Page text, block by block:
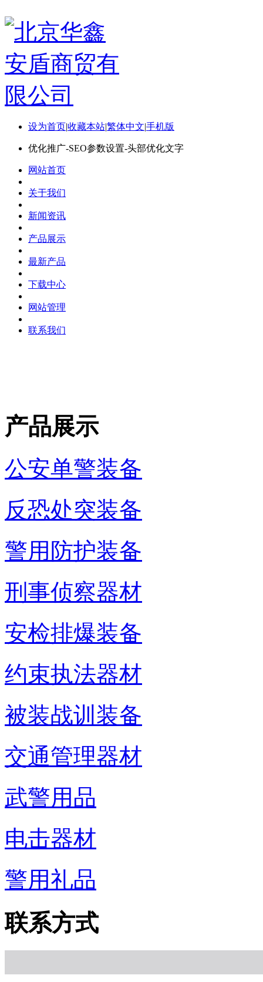
设为首页|收藏本站|繁体中文|手机版
优化推广-SEO参数设置-头部优化文字
网站首页
关于我们
新闻资讯
产品展示
最新产品
下载中心
网站管理
联系我们
产品展示
公安单警装备
反恐处突装备
警用防护装备
刑事侦察器材
安检排爆装备
约束执法器材
被装战训装备
交通管理器材
武警用品
电击器材
警用礼品
联系方式